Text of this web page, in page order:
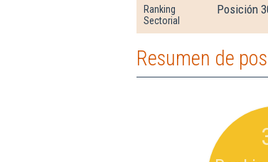
Ranking
Sectorial
Posición
Resumen de